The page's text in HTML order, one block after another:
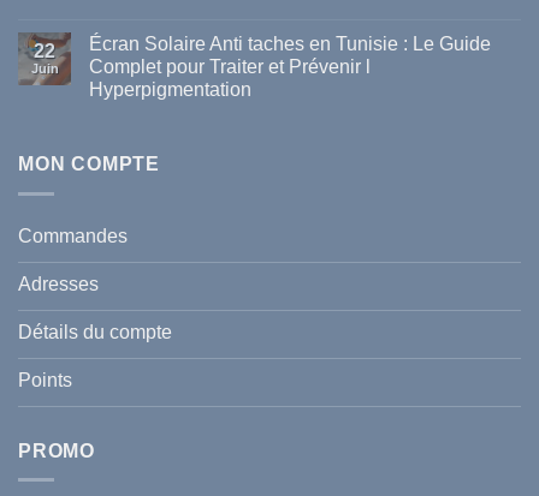
disponibles
en
Tunisie
sur
La
vague
de
comment
et
celle
de
votre
famille
durant
l’été
2026
?
22
Juin
Écran Solaire Anti taches en Tunisie : Le Guide
Complet pour Traiter et Prévenir l
Hyperpigmentation
Écran
Tunisie
Guide
Traiter
Prévenir
MON COMPTE
Commandes
Adresses
Détails du compte
Points
PROMO